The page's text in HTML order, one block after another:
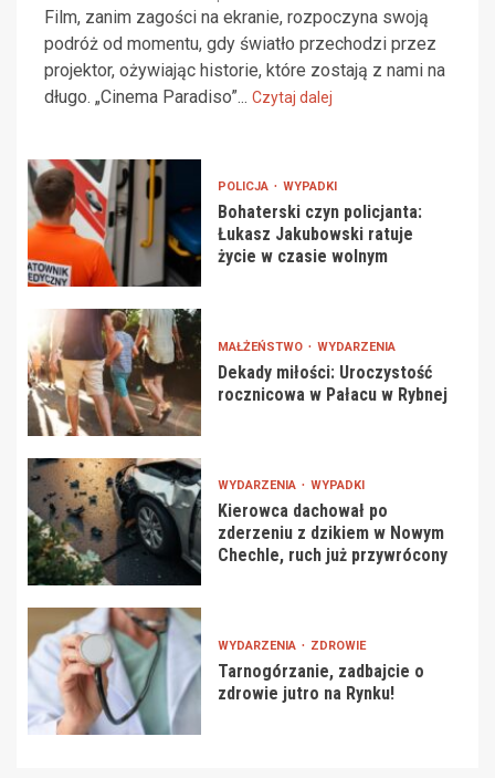
Film, zanim zagości na ekranie, rozpoczyna swoją
podróż od momentu, gdy światło przechodzi przez
projektor, ożywiając historie, które zostają z nami na
długo. „Cinema Paradiso”... Czytaj dalej
POLICJA WYPADKI
Bohaterski czyn policjanta:
Łukasz Jakubowski ratuje
życie w czasie wolnym
MAŁŻEŃSTWO WYDARZENIA
Dekady miłości: Uroczystość
rocznicowa w Pałacu w Rybnej
WYDARZENIA WYPADKI
Kierowca dachował po
zderzeniu z dzikiem w Nowym
Chechle, ruch już przywrócony
WYDARZENIA ZDROWIE
Tarnogórzanie, zadbajcie o
zdrowie jutro na Rynku!